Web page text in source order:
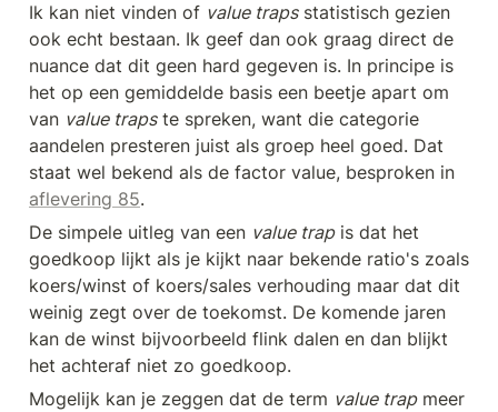
Ik kan niet vinden of value traps statistisch gezien
ook echt bestaan. Ik geef dan ook graag direct de
nuance dat dit geen hard gegeven is. In principe is
het op een gemiddelde basis een beetje apart om
van value traps te spreken, want die categorie
aandelen presteren juist als groep heel goed. Dat
aflevering 85.
De simpele uitleg van een value trap is dat het
goedkoop lijkt als je kijkt naar bekende ratio's zoals
koers/winst of koers/sales verhouding maar dat dit
weinig zegt over de toekomst. De komende jaren
kan de winst bijvoorbeeld flink dalen en dan blijkt
het achteraf niet zo goedkoop.
Mogelijk kan je zeggen dat de term value trap meer